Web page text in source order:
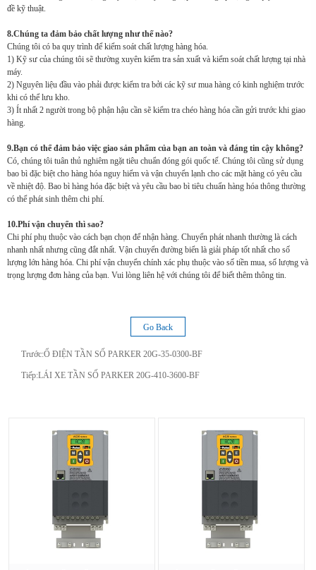
đề kỹ thuật.
8.Chúng ta đảm bảo chất lượng như thế nào?
Chúng tôi có ba quy trình để kiểm soát chất lượng hàng hóa.
1) Kỹ sư của chúng tôi sẽ thường xuyên kiểm tra sản xuất và kiểm soát chất lượng tại nhà
máy.
2) Nguyên liệu đầu vào phải được kiểm tra bởi các kỹ sư mua hàng có kinh nghiệm trước
khi có thể lưu kho.
3) Ít nhất 2 người trong bộ phận hậu cần sẽ kiểm tra chéo hàng hóa cần gửi trước khi giao
hàng.
9.Bạn có thể đảm bảo việc giao sản phẩm của bạn an toàn và đáng tin cậy không?
Có, chúng tôi tuân thủ nghiêm ngặt tiêu chuẩn đóng gói quốc tế. Chúng tôi cũng sử dụng
bao bì đặc biệt cho hàng hóa nguy hiểm và vận chuyển lạnh cho các mặt hàng có yêu cầu
về nhiệt độ. Bao bì hàng hóa đặc biệt và yêu cầu bao bì tiêu chuẩn hàng hóa thông thường
có thể phát sinh thêm chi phí.
10.Phí vận chuyển thì sao?
Chi phí phụ thuộc vào cách bạn chọn để nhận hàng. Chuyển phát nhanh thường là cách
nhanh nhất nhưng cũng đắt nhất. Vận chuyển đường biển là giải pháp tốt nhất cho số
lượng lớn hàng hóa. Chi phí vận chuyển chính xác phụ thuộc vào số tiền mua, số lượng và
trọng lượng đơn hàng của bạn. Vui lòng liên hệ với chúng tôi để biết thêm thông tin.
Go Back
Trước:Ổ ĐIỆN TẦN SỐ PARKER 20G-35-0300-BF
Tiếp:LÁI XE TẦN SỐ PARKER 20G-410-3600-BF